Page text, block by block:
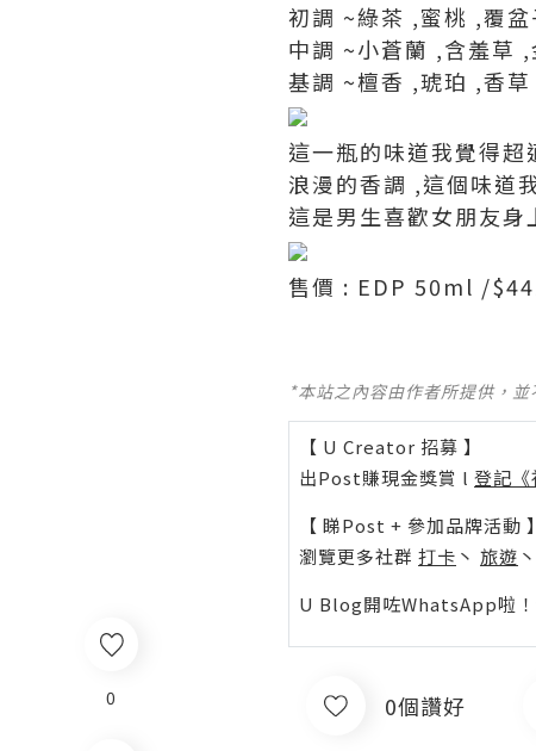
0
初調 ~綠茶 ,蜜桃 ,覆盆
中調 ~小蒼蘭 ,含羞草 ,
基調 ~檀香 ,琥珀 ,香草
這一瓶的味道我覺得
浪漫的香調 ,這個味道
這是男生喜歡女朋友
售價 : EDP 50ml /
*本站之內容由作者所提供，
【 U Creator 招募 】
出Post賺現金獎賞 l 登記《
【 睇Post + 參加品牌活動 】
瀏覽更多社群 打卡 丶 旅遊 丶
U Blog開咗WhatsApp啦！
0個讚好